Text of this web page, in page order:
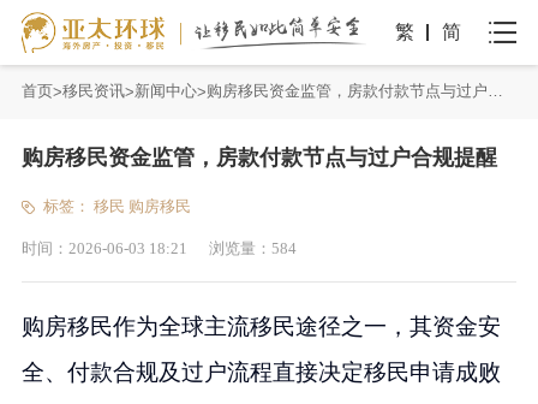
繁 简
首页 移民资讯 新闻中心 购房移民资金监管，房款付款节点与过户合规提醒
购房移民资金监管，房款付款节点与过户合规提醒
标签： 移民 购房移民
时间： 2026-06-03 18:21 浏览量： 584
购房移民作为全球主流移民途径之一，其资金安
全、付款合规及过户流程直接决定移民申请成败